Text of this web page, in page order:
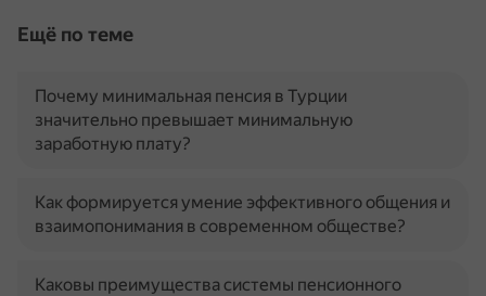
Ещё по теме
Почему минимальная пенсия в Турции
значительно превышает минимальную
заработную плату?
Как формируется умение эффективного общения и
взаимопонимания в современном обществе?
Каковы преимущества системы пенсионного